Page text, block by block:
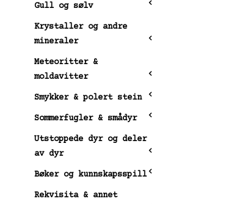
Gull og sølv
Krystaller og andre
mineraler
Meteoritter &
moldavitter
Smykker & polert stein
Sommerfugler & smådyr
Utstoppede dyr og deler
av dyr
Bøker og kunnskapsspill
Rekvisita & annet